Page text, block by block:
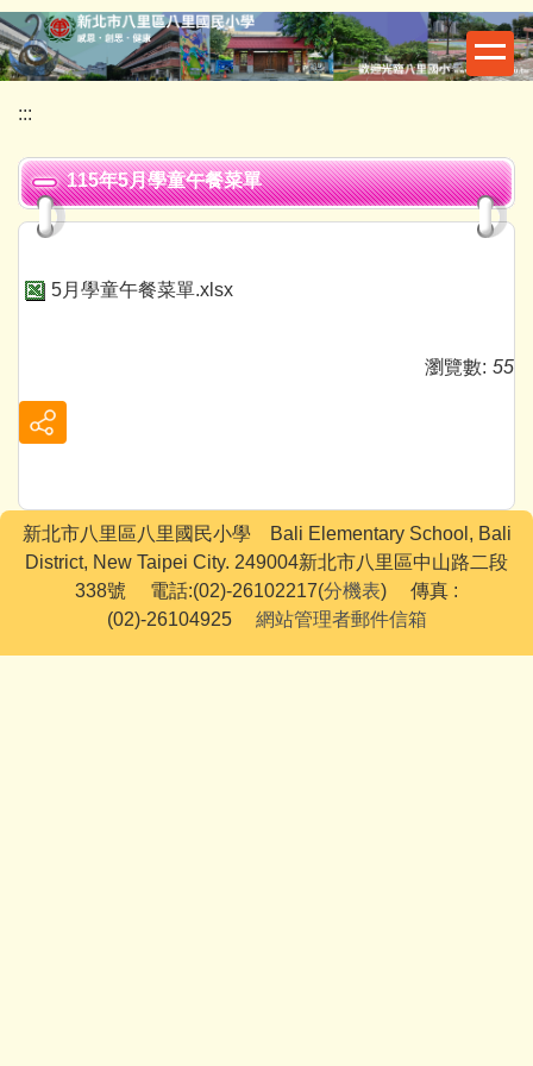
跳
到
主
容
區
:::
115年5月學童午餐菜單
5月學童午餐菜單.xlsx
瀏覽數: 55
新北市八里區八里國民小學 Bali Elementary School, Bali
District, New Taipei City. 249004新北市八里區中山路二段
338號 電話:(02)-26102217(分機表) 傳真 :
(02)-26104925
網站管理者郵件信箱